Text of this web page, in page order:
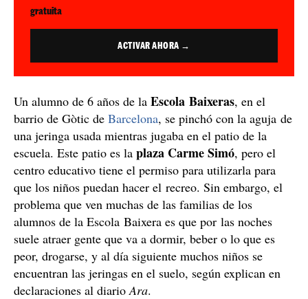
gratuita
ACTIVAR AHORA →
Un alumno de 6 años de la Escola Baixeras, en el
barrio de Gòtic de Barcelona, se pinchó con la aguja de
una jeringa usada mientras jugaba en el patio de la
escuela. Este patio es la plaza Carme Simó, pero el
centro educativo tiene el permiso para utilizarla para
que los niños puedan hacer el recreo. Sin embargo, el
problema que ven muchas de las familias de los
alumnos de la Escola Baixera es que por las noches
suele atraer gente que va a dormir, beber o lo que es
peor, drogarse, y al día siguiente muchos niños se
encuentran las jeringas en el suelo, según explican en
declaraciones al diarioAra.